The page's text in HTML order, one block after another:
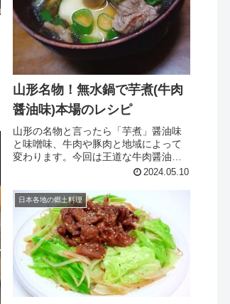
山形名物！無水鍋で芋煮(牛肉
醤油味)本場のレシピ
山形の名物と言ったら「芋煮」醤油味
と味噌味、牛肉や豚肉と地域によって
変わります。今回は王道な牛肉醤油味
の芋煮です。 レシピはこちら （楽天レ
ぼうしめじ里芋ねぎの青い部分砂糖醤
油ほんだし調理酒みんな...
2024.05.10
日本各地の郷土料理